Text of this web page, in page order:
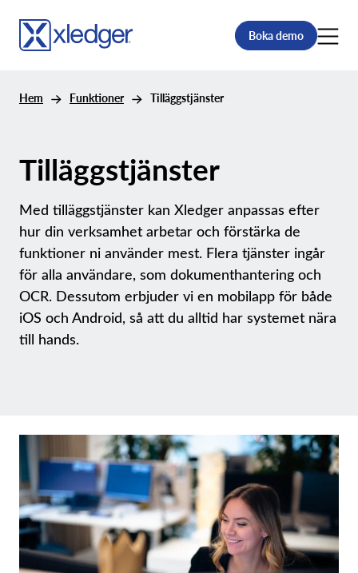
Boka demo
Hem Funktioner Tilläggstjänster
Tilläggstjänster
Med tilläggstjänster kan Xledger anpassas efter
hur din verksamhet arbetar och förstärka de
funktioner ni använder mest. Flera tjänster ingår
för alla användare, som dokumenthantering och
OCR. Dessutom erbjuder vi en mobilapp för både
iOS och Android, så att du alltid har systemet nära
till hands.